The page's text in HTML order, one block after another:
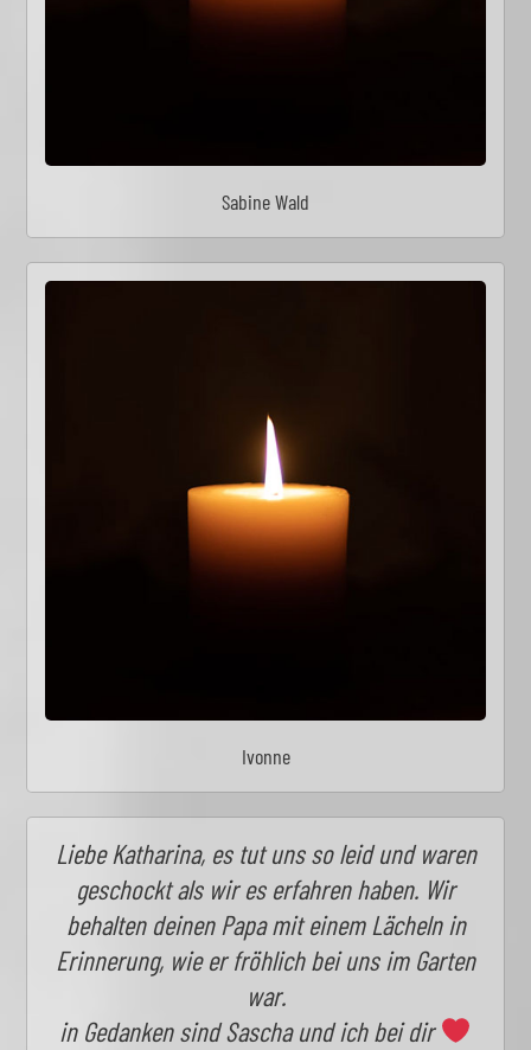
Sabine Wald
Ivonne
Liebe Katharina, es tut uns so leid und waren
geschockt als wir es erfahren haben. Wir
behalten deinen Papa mit einem Lächeln in
Erinnerung, wie er fröhlich bei uns im Garten
war.
in Gedanken sind Sascha und ich bei dir